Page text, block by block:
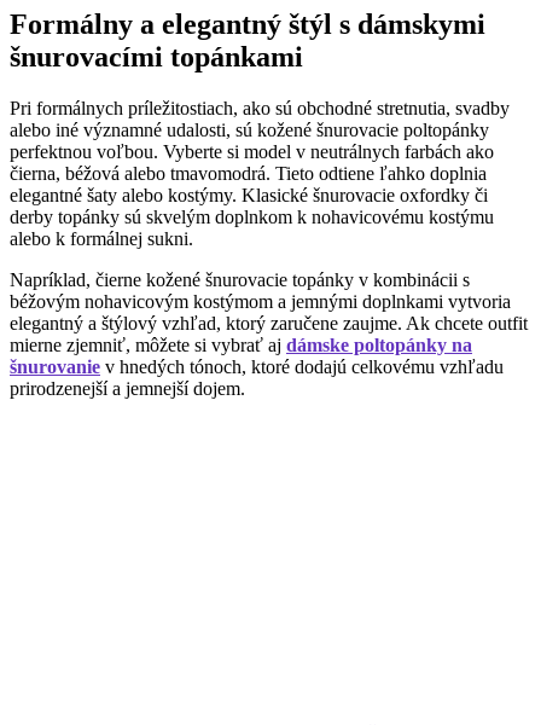
Formálny a elegantný štýl s dámskymi
šnurovacími topánkami
Pri formálnych príležitostiach, ako sú obchodné stretnutia, svadby
alebo iné významné udalosti, sú kožené šnurovacie poltopánky
perfektnou voľbou. Vyberte si model v neutrálnych farbách ako
čierna, béžová alebo tmavomodrá. Tieto odtiene ľahko doplnia
elegantné šaty alebo kostýmy. Klasické šnurovacie oxfordky či
derby topánky sú skvelým doplnkom k nohavicovému kostýmu
alebo k formálnej sukni.
Napríklad, čierne kožené šnurovacie topánky v kombinácii s
béžovým nohavicovým kostýmom a jemnými doplnkami vytvoria
elegantný a štýlový vzhľad, ktorý zaručene zaujme. Ak chcete outfit
mierne zjemniť, môžete si vybrať aj dámske poltopánky na
šnurovanie v hnedých tónoch, ktoré dodajú celkovému vzhľadu
prirodzenejší a jemnejší dojem.